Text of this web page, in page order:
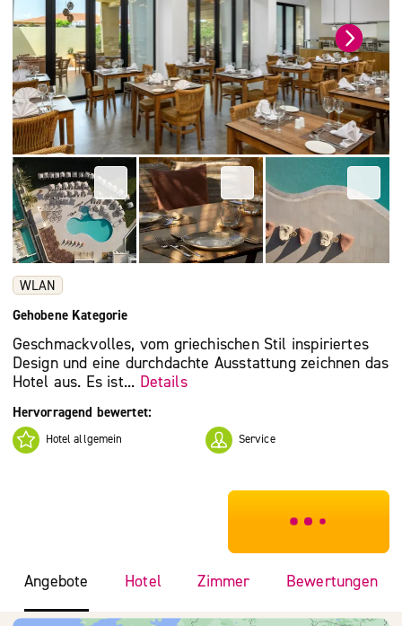
WLAN
Gehobene Kategorie
Geschmackvolles, vom griechischen Stil inspiriertes
Design und eine durchdachte Ausstattung zeichnen das
Hotel aus. Es ist... Details
Hervorragend bewertet:
Hotel allgemein Service
***************
Angebote Hotel Zimmer Bewertungen